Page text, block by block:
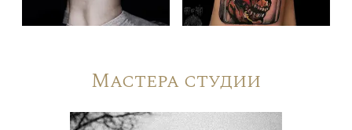
Мастера студии